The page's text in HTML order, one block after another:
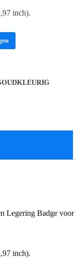
inch).
Legering Badge voor
inch).